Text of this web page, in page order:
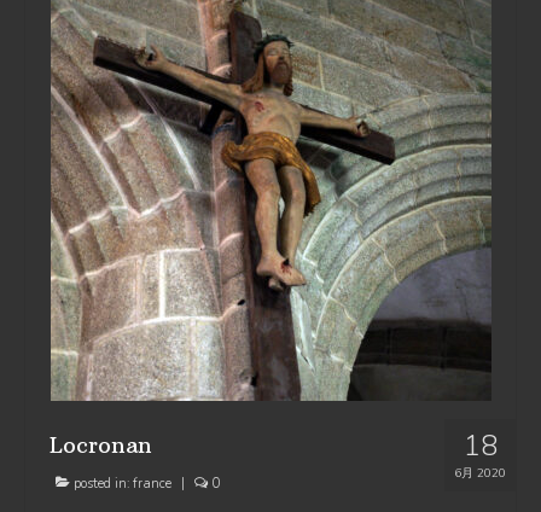
18
6月 2020
Locronan
posted in: france 0